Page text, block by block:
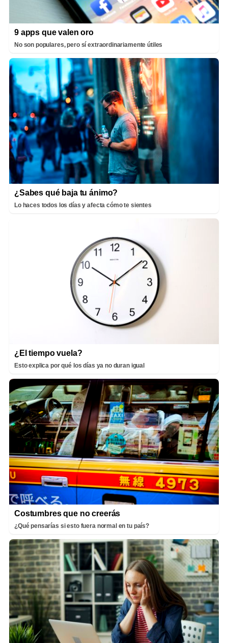
9 apps que valen oro
No son populares, pero sí extraordinariamente útiles
¿Sabes qué baja tu ánimo?
Lo haces todos los días y afecta cómo te sientes
¿El tiempo vuela?
Esto explica por qué los días ya no duran igual
Costumbres que no creerás
¿Qué pensarías si esto fuera normal en tu país?